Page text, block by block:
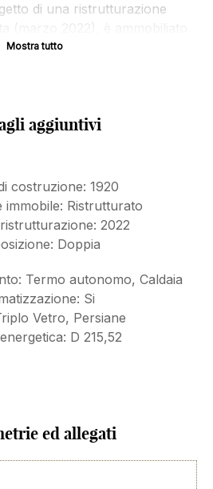
di una ristrutturazione
completo di elettrodomestici.
soggiorno con angolo
di divano, tavolo con
lineare è fornita di
di servizio. Sono
di luce naturale.
in cristallo e sanitari
un disimpegno con attacchi
interna dell’immobile
acustico dalla strada).
Mostra tutto
aggiuntivi
costruzione: 1920
immobile: Ristrutturato
2022
Doppia
Termo autonomo, Caldaia
Si
Vetro, Persiane
D 215,52
ed allegati